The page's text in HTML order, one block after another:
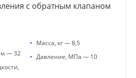
с обратным клапаном
— 32
• Масса, кг — 8,5
• Давление, МПа — 10